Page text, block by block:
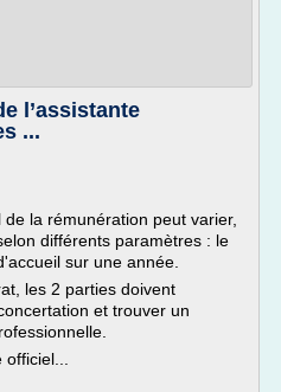
l’assistante
...
la rémunération peut varier,
différents paramètres : le
sur une année.
les 2 parties doivent
et trouver un